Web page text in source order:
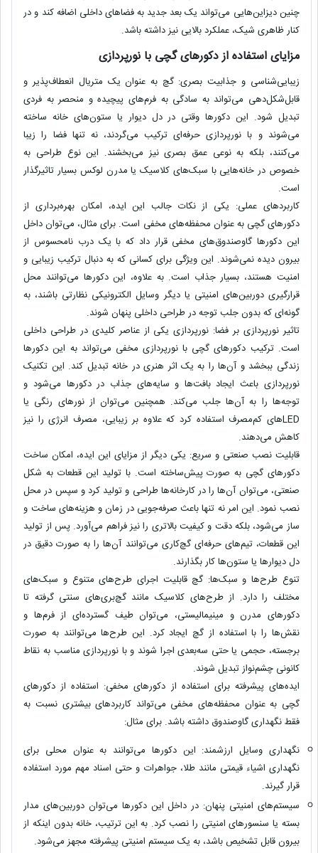
چنیندیزاین‌هایی می‌تواند یک بعد جدید به فضاهای داخلی اضافه کند و در
کنار ظاهری شیک،عملکردبالایی نیز داشته باشد.
مزایای استفاده از دکورهای گچی با نورپردازی
زیبایی‌شناسی و جذابیت بصری: گچ به عنوان یک متریال انعطاف‌پذیر و
قابل‌شکل‌دهی می‌تواند به سادگی به فرم‌های پیچیده و منحصر به فردی
تبدیل شود. این دکورها وقتی در دل دیوار یا ستون‌های خانه ساخته
می‌شوند و با نورپردازی حرفه‌ای ترکیب می‌گردند، نه تنها فضا را زیبا
می‌کنند، بلکه به نوعی عمق بصرینیز می‌بخشند. این نوع طراحی به
خصوص در خانه‌هایی با سبک‌های کلاسیکیا مدرن لوکس بسیار تاثیرگذار
است.
کاربردهای عملی: یکی از نکات جالب این ایده، امکان بهره‌برداری از
دکورهای گچی به عنوان محفظه‌های مخفی است. برای مثال، می‌توان داخل
این دکورها گاوصندوق‌های مخفی قرار داد که با یک درب نامحسوس از
بیرون دیده نمی‌شوند. این ویژگی برای کسانی که به دنبال ترکیب زیبایی و
امنیت هستند، بسیار جذاب است. به علاوه، این دکورها می‌توانند محل
قرارگیری دوربین‌های امنیتی یا دیگر وسایل الکترونیکی نظارتی باشند، به
گونه‌ای که بدون جلب توجه در طراحی داخلی پنهان شوند.
تاثیر نورپردازی بر فضا: نورپردازی یکی از عناصر کلیدی در طراحی داخلی
است. ترکیب دکورهای گچی با نورپردازی مخفی می‌تواند به این دکورها
زندگی ببخشد و آن‌ها را به یک اثر هنری در خانه تبدیل کند. این تکنیک
نورپردازی باعث ایجادبافت‌ها و سایه‌های جذاب در دکورها می‌شود و
توجه‌ها را به آن‌ها جلب می‌کند. همچنین می‌توان ازنورهای رنگی یا
LED‌های کم‌مصرف
استفاده کرد که علاوه بر زیبایی، مصرف انرژیرا نیز
کاهش می‌دهند.
قابلیت نصب صنعتی و سریع: یکی دیگر از مزایای این ایده، امکان ساخت
دکورهای گچی به صورت پیش‌ساخته است. با تولید این قطعات به شکل
صنعتی، می‌توان آن‌ها را در کارخانه‌ها طراحی و تولید کرد و سپس در محل
نصب نمود. این امر نه تنها باعث صرفه‌جویی در زمانو هزینه‌های ساخت و
ساز می‌شود، بلکه دقت و کیفیت بالاتری را نیز فراهم می‌آورد. پس از تولید
این قطعات، تیم‌هایحرفه‌ای گچ‌کاری می‌توانند آن‌ها را به صورت دقیق در
دل دیوارها یا ستون‌ها کار بگذارند.
تنوع طرح‌ها و سبک‌ها: گچ قابلیت اجرای طرح‌های متنوع و سبک‌های
مختلف را دارد. ازطرح‌های کلاسیکمانندگچ‌بری‌های سنتی گرفته تا
دکورهای مدرنو مینیمالیستی، می‌توان طیف گسترده‌ای از فرم‌ها و
نقش‌ها را با استفاده از گچ ایجاد کرد. این طرح‌ها می‌توانند به صورت
برجسته، حجمی یا حتی سه‌بعدیاجرا شوند و با نورپردازیمناسب به نقاط
کانونی چشم‌نوازتبدیل شوند.
ایده‌های پیشرفته برای استفاده از دکورهای مخفی: استفاده از دکورهای
گچی به عنوان محفظه‌های مخفی می‌تواند کاربردهای بیشتری نسبت به
فقط نگهداری گاوصندوق داشته باشد. برای مثال:
نگهداری وسایل ارزشمند: این دکورها می‌توانند به عنوان محلی برای
نگهداری اشیاء قیمتی مانندطلا،جواهرات و حتی اسناد مهممورد استفاده
قرار گیرند.
سیستم‌های امنیتی پنهان: در داخل این دکورها می‌توان دوربین‌های مدار
بسته یا سنسورهای امنیتی را نصب کرد. به این ترتیب، خانه بدون اینکه از
بیرون قابل تشخیص باشد، به یک سیستم امنیتی پیشرفته مجهز می‌شود.